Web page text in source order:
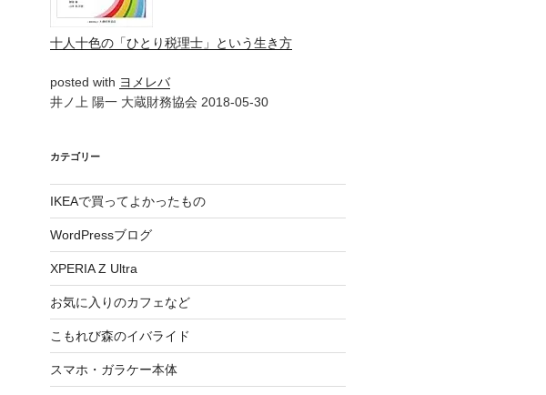
十人十色の「ひとり税理士」という生き方
posted with ヨメレバ
井ノ上 陽一 大蔵財務協会 2018-05-30
カテゴリー
IKEAで買ってよかったもの
WordPressブログ
XPERIA Z Ultra
お気に入りのカフェなど
こもれび森のイバライド
スマホ・ガラケー本体